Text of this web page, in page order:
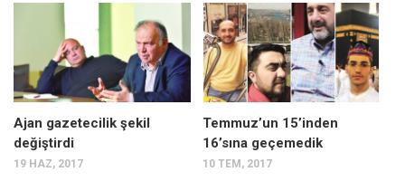
Mehmet Ali Tekin
Abir E. Nahas
Amina S. Jenenkovic
Bağdagül Öz
Esra Elönü
Ajan gazetecilik şekil
değiştirdi
19 HAZ, 2017
Temmuz’un 15’inden
16’sına geçemedik
10 TEM, 2017